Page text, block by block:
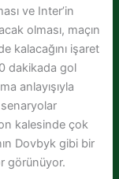
ve Inter’in
olması, maçın
kalacağını işaret
dakikada gol
anlayışıyla
kalesinde çok
Dovbyk gibi bir
görünüyor.